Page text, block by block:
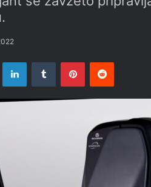
LinkedInTumblr PinterestReddit